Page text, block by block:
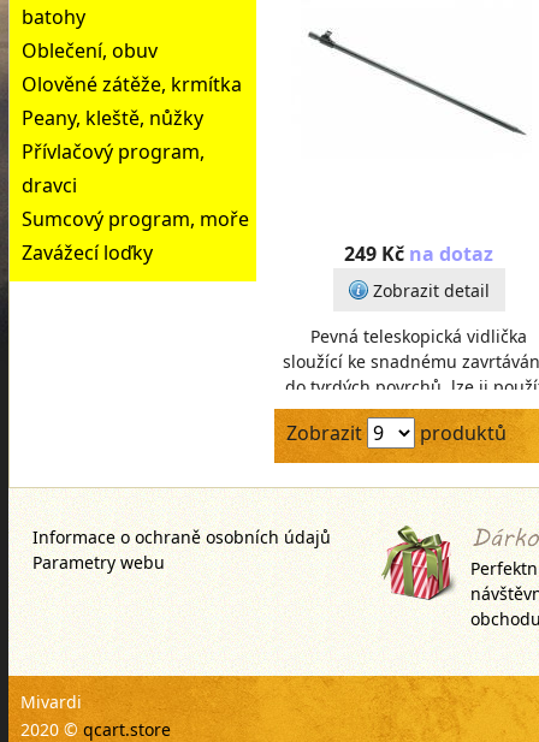
batohy
Oblečení, obuv
Olověné zátěže, krmítka
Peany, kleště, nůžky
Přívlačový program,
dravci
Sumcový program, moře
Zavážecí loďky
249 Kč na dotaz
Zobrazit detail
Pevná teleskopická vidlička
sloužící ke snadnému
do tvrdých povrchů, lze ji
jako tyč k bivaku. Vyrobena z
hliníku.
Zobrazit produktů
Informace o ochraně osobních údajů
Parametry webu
Mivardi
2020 © qcart.store